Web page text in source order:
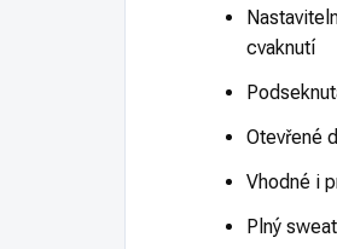
cvaknutí
Otevřené
Vhodné i
Plný